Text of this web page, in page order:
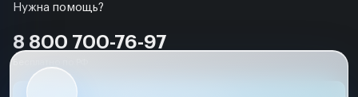
Нужна помощь?
8 800 700-76-97